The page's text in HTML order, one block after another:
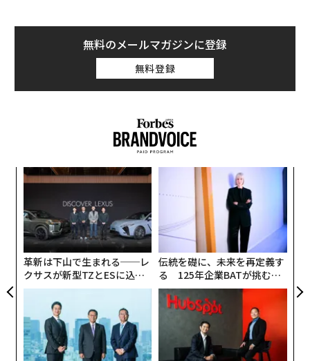
「悲惨指数（Misery Index、ミザリー・インデック
ス）」は1960年代、当時のリンドン・ジョンソン米大統
領に世界の経済情勢について分かりやすく説明するた
め、経済学者のアーサー・オークンが考案したものだ。
当初は各国の消費者物価指数（CPI）の上昇率と失業率
学のロバート・バロー教授（経済学）が改訂。筆者（ジ
ョンズ・ホプキンス大学・応用経済学部教授）もさら
に、修正を加えている。
無料のメールマガジンに登録
無料登録
革新は下山で生まれる──レ
クサスが新型TZとESに込め
た「DISCOVER」の哲学
伝統を礎に、未来を再定義す
る 125年企業BATが挑むス
モークレスな未来